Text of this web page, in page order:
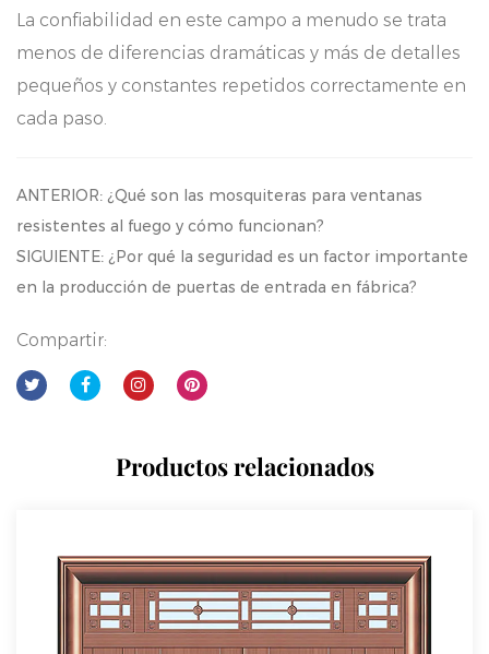
La confiabilidad en este campo a menudo se trata
menos de diferencias dramáticas y más de detalles
pequeños y constantes repetidos correctamente en
cada paso.
ANTERIOR: ¿Qué son las mosquiteras para ventanas
resistentes al fuego y cómo funcionan?
SIGUIENTE: ¿Por qué la seguridad es un factor importante
en la producción de puertas de entrada en fábrica?
Compartir:
Productos relacionados